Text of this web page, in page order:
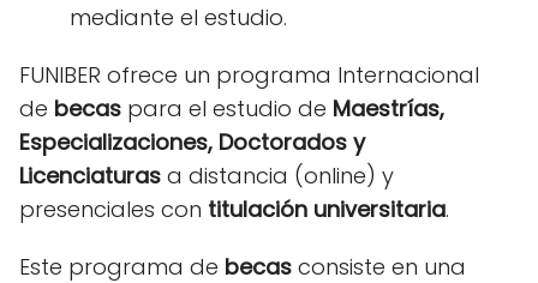
mediante el estudio.
FUNIBER ofrece un programa Internacional
de becas para el estudio de Maestrías,
Especializaciones, Doctorados y
Licenciaturas a distancia (online) y
presenciales con titulación universitaria.
Este programa de becas consiste en una